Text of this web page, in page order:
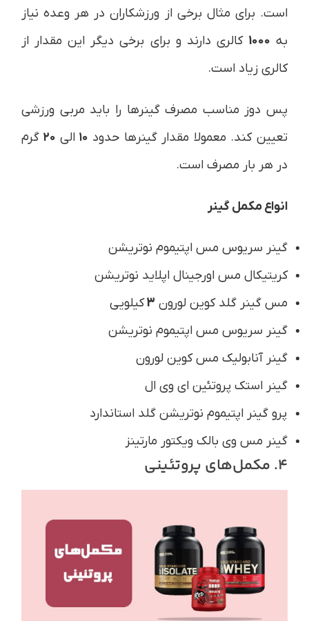
است. برای مثال برخی از ورزشکاران در هر وعده نیاز
به 1000 کالری دارند و برای برخی دیگر این مقدار از
کالری زیاد است.
پس دوز مناسب مصرف گینرها را باید مربی ورزشی
تعیین کند. معمولا مقدار گینرها حدود ۱۰ الی ۲۰ گرم
در هر بار مصرف است.
انواع مکمل گینر
گینر سریوس مس اپتیموم نوتریشن
کریتیکال مس اورجینال اپلاید نوتریشن
مس گینر گلد کوین لورون 3کیلویی
گینر سریوس مس اپتیموم نوتریشن
گینر آنابولیک مس کوین لورون
گینر استک پروتئین ای وی ال
پرو گینر اپتیموم نوتریشن گلد استاندارد
گینر مس وی بالک ویکتور مارتینز
4. مکمل‌های پروتئینی